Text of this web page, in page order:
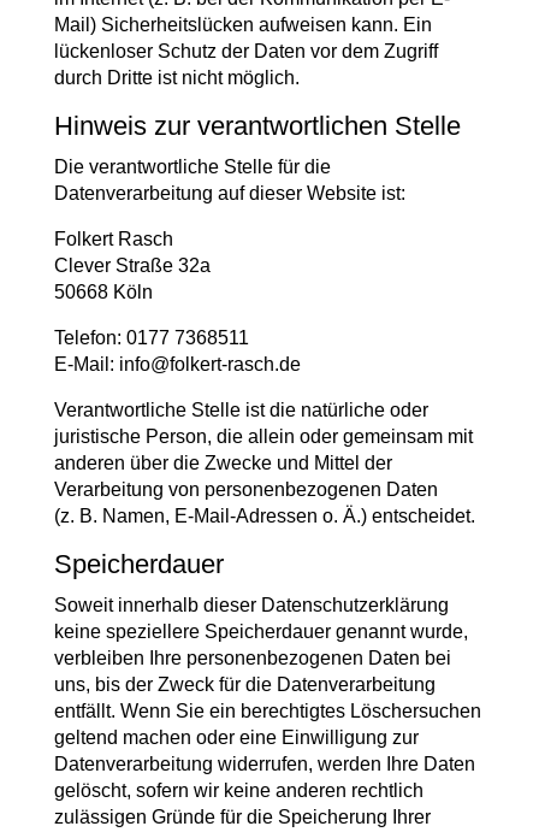
Mail) Sicherheitslücken aufweisen kann. Ein
lückenloser Schutz der Daten vor dem Zugriff
durch Dritte ist nicht möglich.
Hinweis zur verantwortlichen Stelle
Die verantwortliche Stelle für die
Datenverarbeitung auf dieser Website ist:
Folkert Rasch
Clever Straße 32a
50668 Köln
Telefon: ‭0177 7368511‬
E-Mail: info@folkert-rasch.de
Verantwortliche Stelle ist die natürliche oder
juristische Person, die allein oder gemeinsam mit
anderen über die Zwecke und Mittel der
Verarbeitung von personenbezogenen Daten
(z. B. Namen, E-Mail-Adressen o. Ä.) entscheidet.
Speicherdauer
Soweit innerhalb dieser Datenschutzerklärung
keine speziellere Speicherdauer genannt wurde,
verbleiben Ihre personenbezogenen Daten bei
uns, bis der Zweck für die Datenverarbeitung
entfällt. Wenn Sie ein berechtigtes Löschersuchen
geltend machen oder eine Einwilligung zur
Datenverarbeitung widerrufen, werden Ihre Daten
gelöscht, sofern wir keine anderen rechtlich
zulässigen Gründe für die Speicherung Ihrer